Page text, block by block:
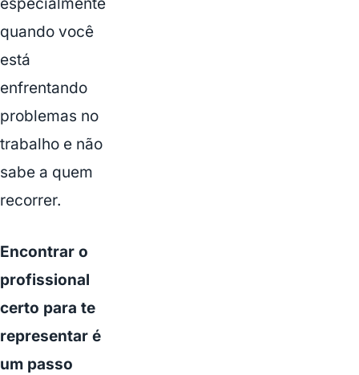
quando você
está
enfrentando
problemas no
trabalho e não
sabe a quem
recorrer.
Encontrar o
profissional
certo para te
representar é
um passo